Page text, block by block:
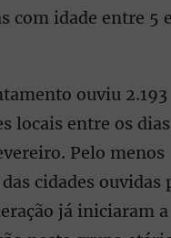
com idade entre 5 e
ouviu 2.193
locais entre os dias
Pelo menos
cidades ouvidas
já iniciaram a